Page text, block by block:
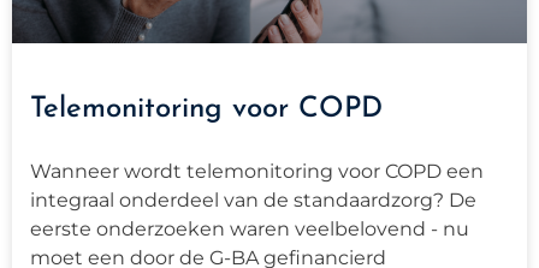
Telemonitoring voor COPD
Wanneer wordt telemonitoring voor COPD een
integraal onderdeel van de standaardzorg? De
eerste onderzoeken waren veelbelovend - nu
moet een door de G-BA gefinancierd